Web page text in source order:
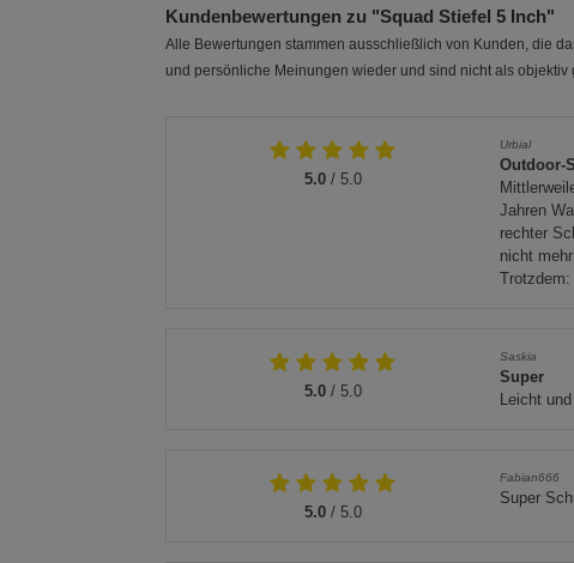
Kundenbewertungen zu "Squad Stiefel 5 Inch"
Alle Bewertungen stammen ausschließlich von Kunden, die
und persönliche Meinungen wieder und sind nicht als objektiv
5.0/ 5.0
Urbial
Outdoor-
Jahren
rechter
nicht
5.0/ 5.0
Saskia
Super
Leicht
5.0/ 5.0
Fabian666
Super